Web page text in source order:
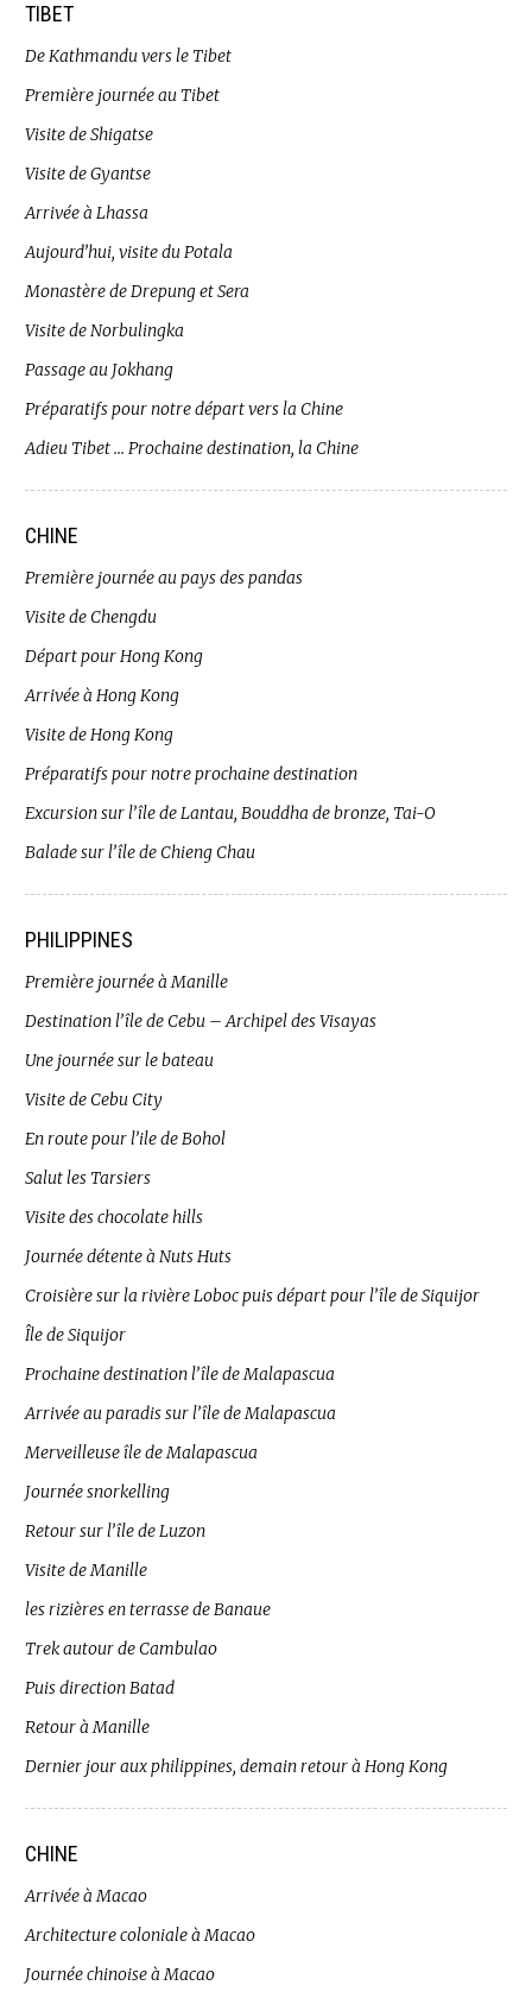
TIBET
De Kathmandu vers le Tibet
Première journée au Tibet
Visite de Shigatse
Visite de Gyantse
Arrivée à Lhassa
Aujourd’hui, visite du Potala
Monastère de Drepung et Sera
Visite de Norbulingka
Passage au Jokhang
Préparatifs pour notre départ vers la Chine
Adieu Tibet … Prochaine destination, la Chine
CHINE
Première journée au pays des pandas
Visite de Chengdu
Départ pour Hong Kong
Arrivée à Hong Kong
Visite de Hong Kong
Préparatifs pour notre prochaine destination
Excursion sur l’île de Lantau, Bouddha de bronze, Tai-O
Balade sur l’île de Chieng Chau
PHILIPPINES
Première journée à Manille
Destination l’île de Cebu – Archipel des Visayas
Une journée sur le bateau
Visite de Cebu City
En route pour l’ile de Bohol
Salut les Tarsiers
Visite des chocolate hills
Journée détente à Nuts Huts
Croisière sur la rivière Loboc puis départ pour l’île de Siquijor
Île de Siquijor
Prochaine destination l’île de Malapascua
Arrivée au paradis sur l’île de Malapascua
Merveilleuse île de Malapascua
Journée snorkelling
Retour sur l’île de Luzon
Visite de Manille
les rizières en terrasse de Banaue
Trek autour de Cambulao
Puis direction Batad
Retour à Manille
Dernier jour aux philippines, demain retour à Hong Kong
CHINE
Arrivée à Macao
Architecture coloniale à Macao
Journée chinoise à Macao